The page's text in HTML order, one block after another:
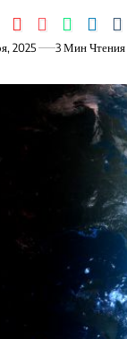
2025 3 Мин Чтения